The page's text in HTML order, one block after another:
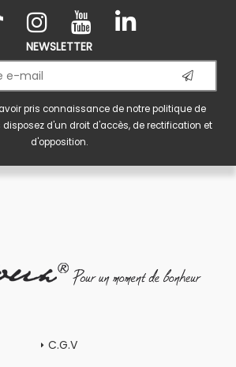
NEWSLETTER
pris connaissance de notrepolitique de
disposez d'un droit d'accès, de rectification et
d'opposition.
C.G.V